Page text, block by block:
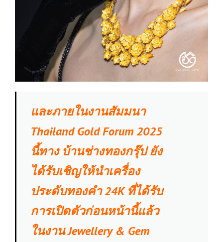
และภายในงานสัมมนา
Thailand Gold Forum 2025
นี้ทาง บ้านช่างทองกรุ๊ป ยัง
ได้รับเชิญให้นำเครื่อง
ประดับทองคำ 24K ที่ได้รับ
การเปิดตัวก่อนหน้านี้แล้ว
ในงาน Jewellery & Gem